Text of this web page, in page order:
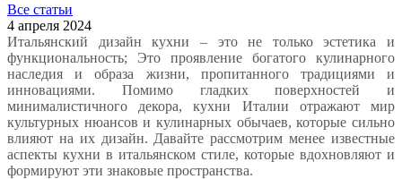
Все статьи
4 апреля 2024
Итальянский дизайн кухни – это не только эстетика и
функциональность; Это проявление богатого кулинарного
наследия и образа жизни, пропитанного традициями и
инновациями. Помимо гладких поверхностей и
минималистичного декора, кухни Италии отражают мир
культурных нюансов и кулинарных обычаев, которые сильно
влияют на их дизайн. Давайте рассмотрим менее известные
аспекты кухни в итальянском стиле, которые вдохновляют и
формируют эти знаковые пространства.